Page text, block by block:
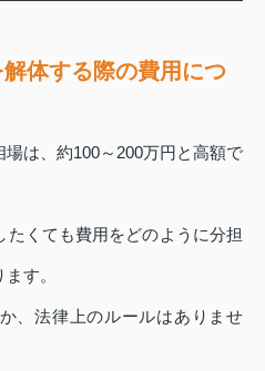
体する際の費用につ
は、約100～200万円と高額で
くても費用をどのように分担
す。
、法律上のルールはありませ